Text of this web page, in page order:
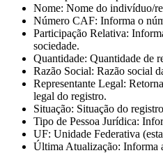
Nome: Nome do indivíduo/
Número CAF: Informa o
Participação Relativa:
sociedade.
Quantidade: Quantidade de
Razão Social: Razão social
Representante Legal:
legal do registro.
Situação: Situação do
Tipo de Pessoa Jurídica:
UF: Unidade Federativa
Última Atualização: Informa